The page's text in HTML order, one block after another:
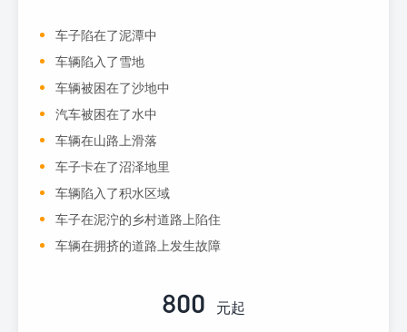
车子陷在了泥潭中
车辆陷入了雪地
车辆被困在了沙地中
汽车被困在了水中
车辆在山路上滑落
车子卡在了沼泽地里
车辆陷入了积水区域
车子在泥泞的乡村道路上陷住
车辆在拥挤的道路上发生故障
800 元起